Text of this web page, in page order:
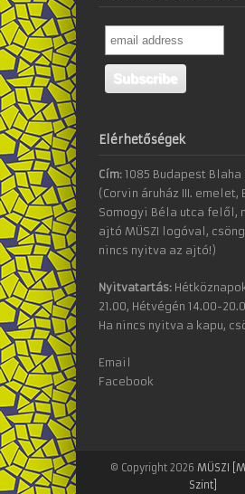
Elérhetőségek
Cím: 1085 Budapest Blaha
(Corvin áruház III. emelet,
Somogyi Béla utca felől,
ajtó MÜSZI logóval,
nincs nyitva az ajtó!)
Nyitvatartás:
21.00, Hétvégén 14.00-
Ha nincs nyitva a kapu,
Email
Facebook
© Copyright 2026 MÜSZI
Szint]